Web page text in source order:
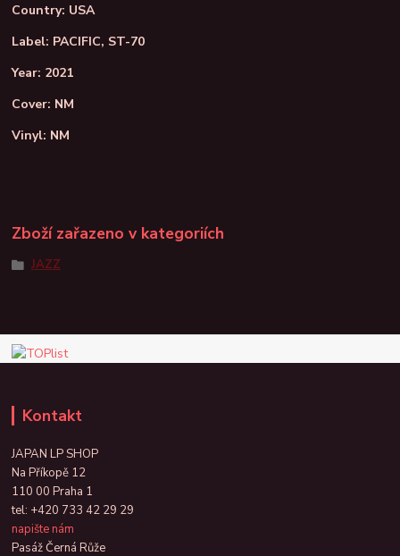
Country: USA
Label: PACIFIC, ST-70
Year: 2021
Cover: NM
Vinyl: NM
Zboží zařazeno v kategoriích
JAZZ
Kontakt
JAPAN LP SHOP
Na Příkopě 12
110 00 Praha 1
tel: +420 733 42 29 29
napište nám
Pasáž Černá Růže